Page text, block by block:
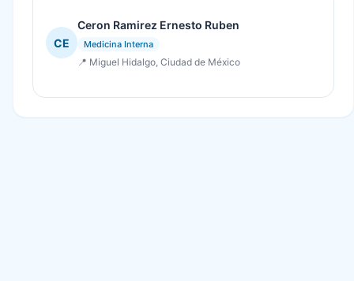
CE
Ceron Ramirez Ernesto Ruben
Medicina Interna
📍 Miguel Hidalgo, Ciudad de México